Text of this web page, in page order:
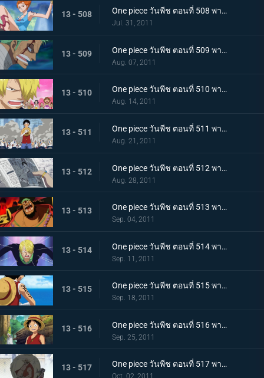
13 - 508 One piece วันพีช ตอนที่ 508 พากย์ไทย กลับไปหากัปตัน การหนีจากเกาะท้องฟ้าและคดีที่เกาะฤดูหนาว
Jul. 31, 2011
13 - 509 One piece วันพีช ตอนที่ 509 พากย์ไทย การติดต่อ! ยอดนักดาบมิฮอร์ค โซโลทุ่มพลังใจสู้สุดชีวิต
Aug. 07, 2011
13 - 510 One piece วันพีช ตอนที่ 510 พากย์ไทย ความทรมานของซันจิ! ราชินีผู้กลับคืนสู่อาณาจักร
Aug. 14, 2011
13 - 511 One piece วันพีช ตอนที่ 511 พากย์ไทย การขึ้นฝั่งอีกครั้งที่น่าเหลือเชื่อ! ลูฟี่ ไปยังศูนย์ใหญ่กองทัพเรือ!
Aug. 21, 2011
13 - 512 One piece วันพีช ตอนที่ 512 พากย์ไทย จงไปถึงพรรคพวก!! ข่าวใหญ่ที่ดังไปทั่วโลก
Aug. 28, 2011
13 - 513 One piece วันพีช ตอนที่ 513 พากย์ไทย เหล่าโจรสลัดเคลื่อนไหว!!! นิวเวิลด์เริ่มสั่นสะเทือน!
Sep. 04, 2011
13 - 514 One piece วันพีช ตอนที่ 514 พากย์ไทย เอาชีวิตรอดจากขุมนรก!!! การดวลที่เดิมพันด้วยความเป็นชายของซันจิ
Sep. 11, 2011
13 - 515 One piece วันพีช ตอนที่ 515 พากย์ไทย ต้องเก่งยิ่งขึ้นไปอีก!! คำสาบานของโซโลต่อกัปตัน!
Sep. 18, 2011
13 - 516 One piece วันพีช ตอนที่ 516 พากย์ไทย ลูฟี่เริ่มฝึกวิชา! ไปยังสถานที่แห่งสัญญาใน 2 ปีให้หลัง
Sep. 25, 2011
13 - 517 One piece วันพีช ตอนที่ 517 พากย์ไทย เปิดม่านบทใหม่! กลุ่มหมวกฟางรวมตัวกันอีกครั้ง